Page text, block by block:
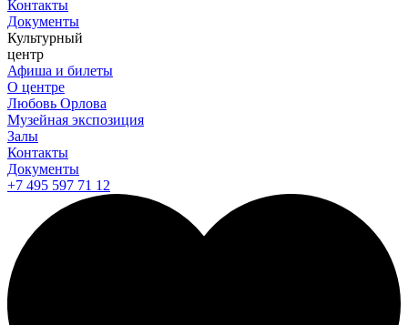
Контакты
Документы
Культурный
центр
Афиша и билеты
О центре
Любовь Орлова
Музейная экспозиция
Залы
Контакты
Документы
+7 495 597 71 12